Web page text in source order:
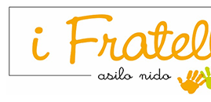
Asilo Nido I
Fratellini